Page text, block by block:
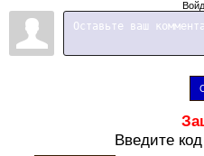
Введите